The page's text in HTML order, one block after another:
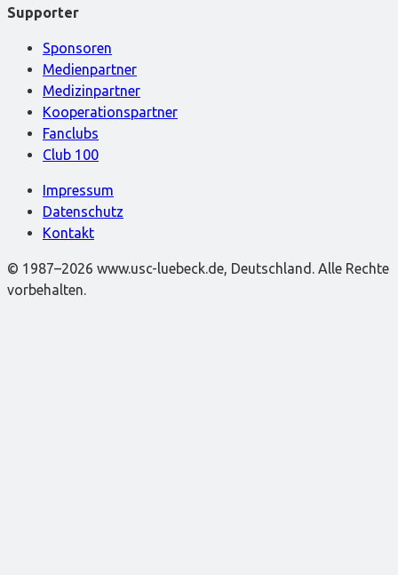
Supporter
Sponsoren
Medienpartner
Medizinpartner
Kooperationspartner
Fanclubs
Club 100
Impressum
Datenschutz
Kontakt
© 1987–2026 www.usc-luebeck.de, Deutschland. Alle Rechte
vorbehalten.